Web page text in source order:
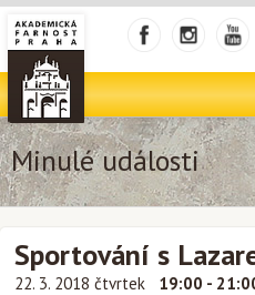
Minulé události
Sportování s
22. 3. 2018 čtvrtek 19:00 -